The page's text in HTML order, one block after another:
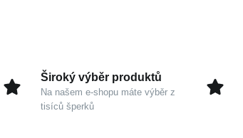
Široký výběr produktů
Na našem e-shopu máte výběr z
tisíců šperků